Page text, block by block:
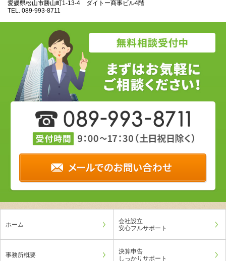
愛媛県松山市勝山町1‐13‐4 ダイトー商事ビル4階
TEL. 089‐993‐8711
ホーム
会社設立
安心フルサポート
事務所概要
決算申告
しっかりサポート